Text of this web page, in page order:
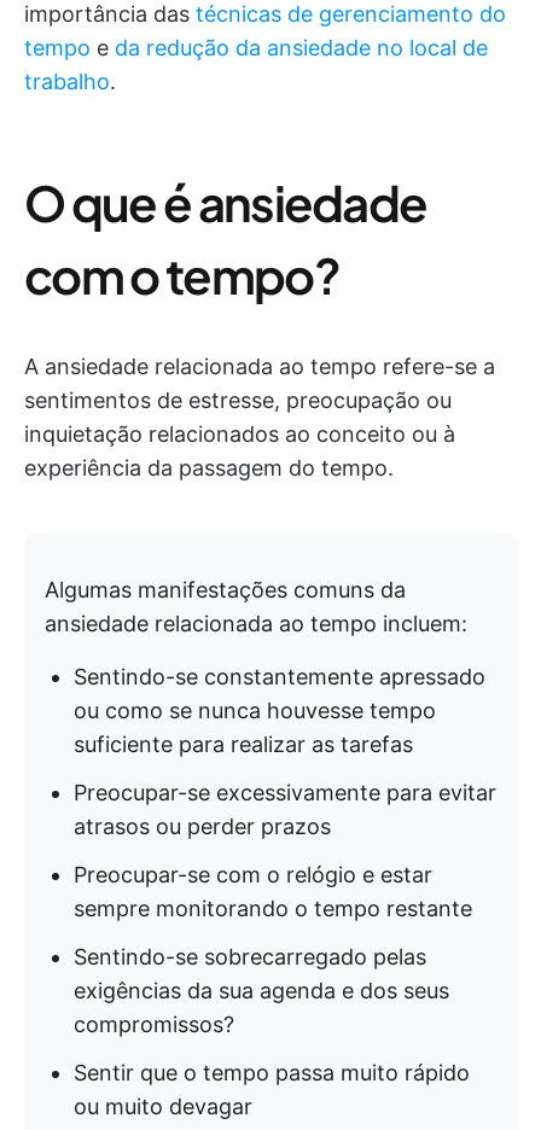
importância das técnicas de gerenciamento do
tempo e da redução da ansiedade no local de
trabalho.
O que é ansiedade
com o tempo?
A ansiedade relacionada ao tempo refere-se a
sentimentos de estresse, preocupação ou
inquietação relacionados ao conceito ou à
experiência da passagem do tempo.
Algumas manifestações comuns da
ansiedade relacionada ao tempo incluem:
Sentindo-se constantemente apressado
ou como se nunca houvesse tempo
suficiente para realizar as tarefas
Preocupar-se excessivamente para evitar
atrasos ou perder prazos
Preocupar-se com o relógio e estar
sempre monitorando o tempo restante
Sentindo-se sobrecarregado pelas
exigências da sua agenda e dos seus
compromissos?
Sentir que o tempo passa muito rápido
ou muito devagar